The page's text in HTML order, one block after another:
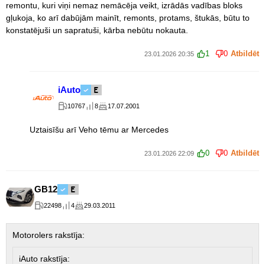
remontu, kuri viņi nemaz nemācēja veikt, izrādās vadības bloks
gļukoja, ko arī dabūjām mainīt, remonts, protams, štukās, būtu to
konstatējuši un sapratuši, kārba nebūtu nokauta.
23.01.2026 20:35 1 0 Atbildēt
iAuto
10767 8 17.07.2001
Uztaisīšu arī Veho tēmu ar Mercedes
23.01.2026 22:09 0 0 Atbildēt
GB12
22498 4 29.03.2011
Motorolers rakstīja:
iAuto rakstīja: